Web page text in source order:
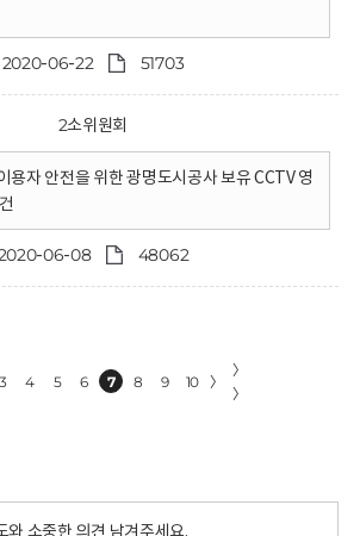
2020-06-22 51703
2소위원회
용자 안전을 위한 광명도시공사 보유 CCTV 영
06-08 48062
3 4 5 6 7 8 9 10 〉
〉
〉
와 소중한 의견 남겨주세요.